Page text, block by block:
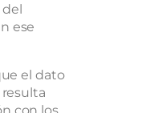
ese
el dato